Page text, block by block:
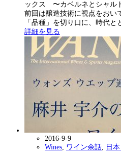
ックス 〜カベルネとシャ
前回は醸造技術に視点をおい
「品種」を切り口に、時代
詳細を見る
2016-9-9
Wines, ワイン余話, 日本